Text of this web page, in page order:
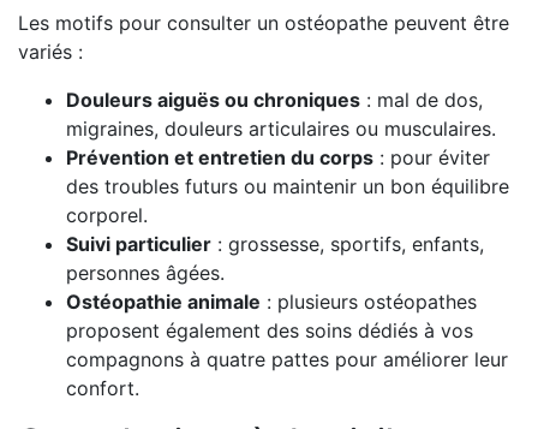
Les motifs pour consulter un ostéopathe peuvent être
variés :
Douleurs aiguës ou chroniques : mal de dos,
migraines, douleurs articulaires ou musculaires.
Prévention et entretien du corps : pour éviter
des troubles futurs ou maintenir un bon équilibre
corporel.
Suivi particulier : grossesse, sportifs, enfants,
personnes âgées.
Ostéopathie animale : plusieurs ostéopathes
proposent également des soins dédiés à vos
compagnons à quatre pattes pour améliorer leur
confort.